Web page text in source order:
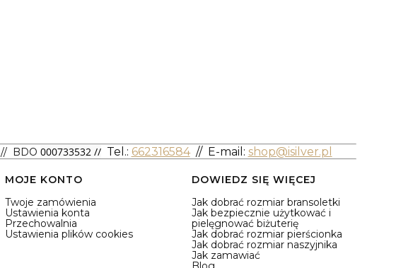
// BDO 000733532 // Tel.: 662316584 // E-mail: shop@isilver.pl
MOJE KONTO
Twoje zamówienia
Ustawienia konta
Przechowalnia
Ustawienia plików cookies
DOWIEDZ SIĘ WIĘCEJ
Jak dobrać rozmiar bransoletki
Jak bezpiecznie użytkować i
pielęgnować biżuterię
Jak dobrać rozmiar pierścionka
Jak dobrać rozmiar naszyjnika
Jak zamawiać